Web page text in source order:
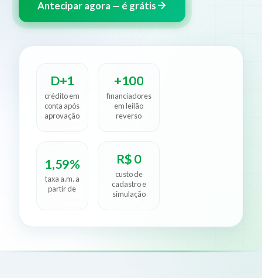
Antecipar agora — é grátis
D+1
crédito em
conta após
aprovação
+100
financiadores
em leilão
reverso
1,59%
taxa a.m. a
partir de
R$ 0
custo de
cadastro e
simulação